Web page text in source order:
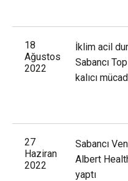
18
Ağustos
2022
İklim acil
Sabancı
kalıcı
27
Haziran
2022
Sabancı
Albert
yaptı